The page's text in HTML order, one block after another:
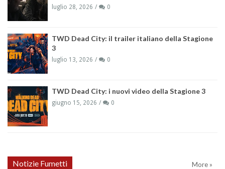
luglio 28, 2026 0
TWD Dead City: il trailer italiano della Stagione
3
luglio 13, 2026 0
TWD Dead City: i nuovi video della Stagione 3
giugno 15, 2026 0
Notizie Fumetti More »